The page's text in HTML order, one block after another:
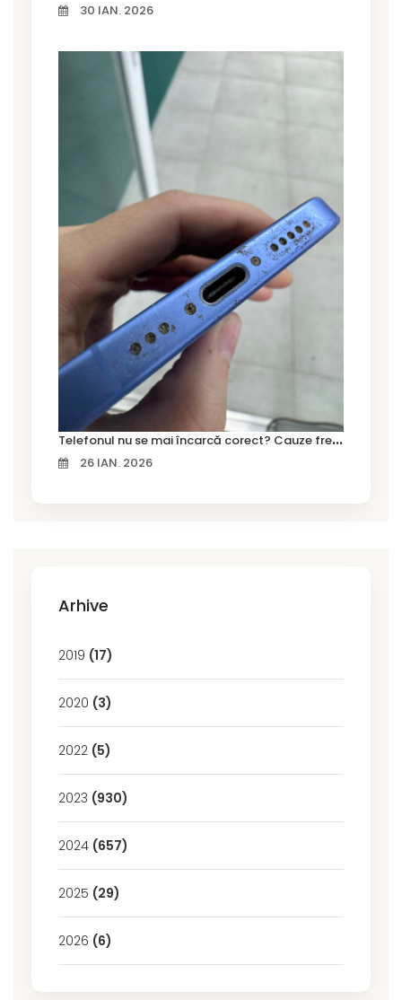
30 IAN. 2026
T
elefonul nu se mai încarcă corect? Cauze frecvente și soluții la service în Timișoara
26 IAN. 2026
Arhive
2019 (17)
2020 (3)
2022 (5)
2023 (930)
2024 (657)
2025 (29)
2026 (6)